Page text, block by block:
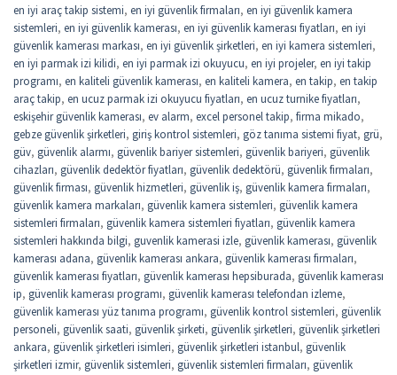
en iyi araç takip sistemi, en iyi güvenlik firmaları, en iyi güvenlik kamera
sistemleri, en iyi güvenlik kamerası, en iyi güvenlik kamerası fiyatları, en iyi
güvenlik kamerası markası, en iyi güvenlik şirketleri, en iyi kamera sistemleri,
en iyi parmak izi kilidi, en iyi parmak izi okuyucu, en iyi projeler, en iyi takip
programı, en kaliteli güvenlik kamerası, en kaliteli kamera, en takip, en takip
araç takip, en ucuz parmak izi okuyucu fiyatları, en ucuz turnike fiyatları,
eskişehir güvenlik kamerası, ev alarm, excel personel takip, firma mikado,
gebze güvenlik şirketleri, giriş kontrol sistemleri, göz tanıma sistemi fiyat, grü,
güv, güvenlik alarmı, güvenlik bariyer sistemleri, güvenlik bariyeri, güvenlik
cihazları, güvenlik dedektör fiyatları, güvenlik dedektörü, güvenlik firmaları,
güvenlik firması, güvenlik hizmetleri, güvenlik iş, güvenlik kamera firmaları,
güvenlik kamera markaları, güvenlik kamera sistemleri, güvenlik kamera
sistemleri firmaları, güvenlik kamera sistemleri fiyatları, güvenlik kamera
sistemleri hakkında bilgi, guvenlik kamerasi izle, güvenlik kamerası, güvenlik
kamerası adana, güvenlik kamerası ankara, güvenlik kamerası firmaları,
güvenlik kamerası fiyatları, güvenlik kamerası hepsiburada, güvenlik kamerası
ip, güvenlik kamerası programı, güvenlik kamerası telefondan izleme,
güvenlik kamerası yüz tanıma programı, güvenlik kontrol sistemleri, güvenlik
personeli, güvenlik saati, güvenlik şirketi, güvenlik şirketleri, güvenlik şirketleri
ankara, güvenlik şirketleri isimleri, güvenlik şirketleri istanbul, güvenlik
şirketleri izmir, güvenlik sistemleri, güvenlik sistemleri firmaları, güvenlik